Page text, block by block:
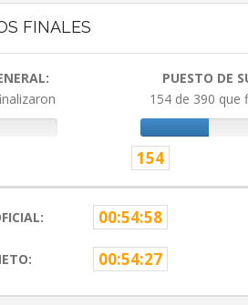
FINALES
PUESTO DE
154 de 390 que
154
00:54:58
00:54:27